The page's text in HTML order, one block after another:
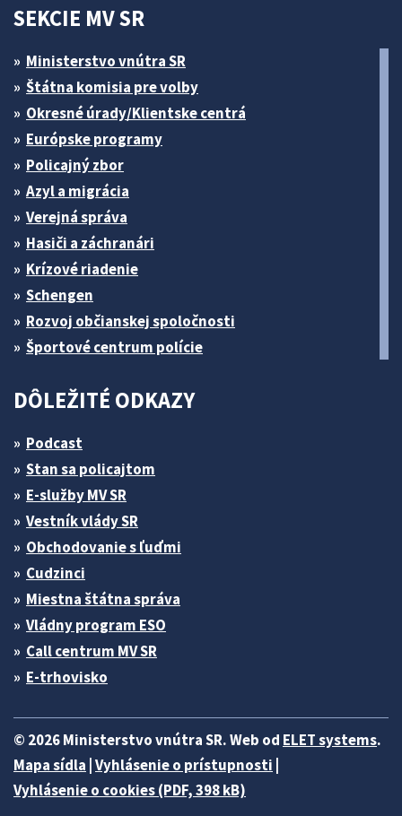
SEKCIE MV SR
Ministerstvo vnútra SR
Štátna komisia pre volby
Okresné úrady/Klientske centrá
Európske programy
Policajný zbor
Azyl a migrácia
Verejná správa
Hasiči a záchranári
Krízové riadenie
Schengen
Rozvoj občianskej spoločnosti
Športové centrum polície
DÔLEŽITÉ ODKAZY
Podcast
Stan sa policajtom
E-služby MV SR
Vestník vlády SR
Obchodovanie s ľuďmi
Cudzinci
Miestna štátna správa
Vládny program ESO
Call centrum MV SR
E-trhovisko
© 2026 Ministerstvo vnútra SR. Web od ELET systems.
Mapa sídla Vyhlásenie o prístupnosti
Vyhlásenie o cookies (PDF, 398 kB)